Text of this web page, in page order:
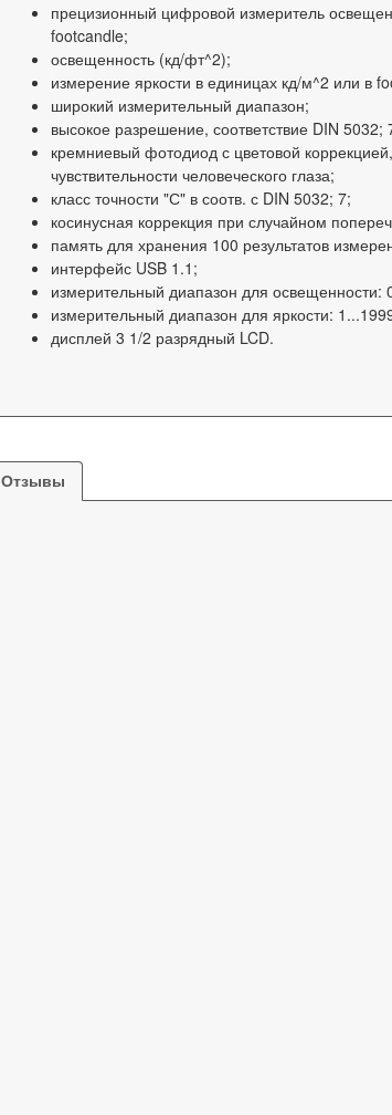
прецизионный цифровой измеритель
footcandle;
освещенность (кд/фт^2);
измерение яркости в единицах кд/м^2 или в
широкий измерительный диапазон;
высокое разрешение, соответствие DIN
кремниевый фотодиод с цветовой коррекцией,
чувствительности человеческого глаза;
класс точности "С" в соотв. с DIN 5032; 7;
косинусная коррекция при случайном
память для хранения 100 результатов
интерфейс USB 1.1;
измерительный диапазон для
измерительный диапазон для яркости:
дисплей 3 1/2 разрядный LCD.
Отзывы